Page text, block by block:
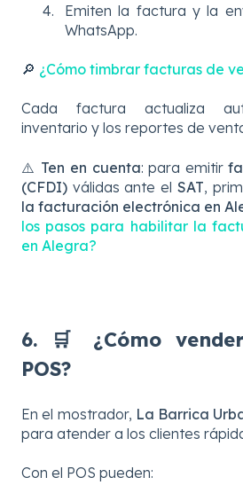
Emiten la factura y la
WhatsApp.
🔎 ¿Cómo timbrar facturas de
Cada factura actualiza
inventario y los reportes de
⚠️ Ten en cuenta: para emitir
(CFDI) válidas ante el SAT,
la facturación electrónica en
los pasos para habilitar la
en Alegra?
6. 🛒 ¿Cómo
POS?
En el mostrador, La Barrica
para atender a los clientes
Con el POS pueden: